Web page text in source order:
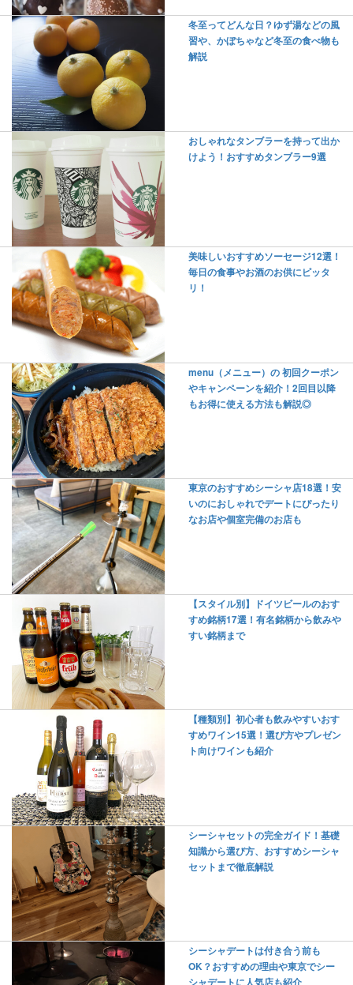
冬至ってどんな日？ゆず湯などの風
習や、かぼちゃなど冬至の食べ物も
解説
おしゃれなタンブラーを持って出か
けよう！おすすめタンブラー9選
美味しいおすすめソーセージ12選！
毎日の食事やお酒のお供にピッタ
リ！
menu（メニュー）の 初回クーポン
やキャンペーンを紹介！2回目以降
もお得に使える方法も解説◎
東京のおすすめシーシャ店18選！安
いのにおしゃれでデートにぴったり
なお店や個室完備のお店も
【スタイル別】ドイツビールのおす
すめ銘柄17選！有名銘柄から飲みや
すい銘柄まで
【種類別】初心者も飲みやすいおす
すめワイン15選！選び方やプレゼン
ト向けワインも紹介
シーシャセットの完全ガイド！基礎
知識から選び方、おすすめシーシャ
セットまで徹底解説
シーシャデートは付き合う前も
OK？おすすめの理由や東京でシー
シャデートに人気店も紹介